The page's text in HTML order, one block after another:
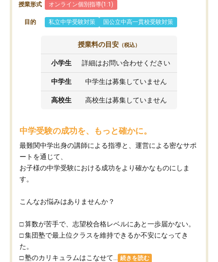
授業形式 オンライン個別指導(1:1)
目的 私立中学受験対策 国公立中高一貫校受験対策
授業料の目安 （税込）
小学生 詳細はお問い合わせください
中学生 中学生は募集していません
高校生 高校生は募集していません
中学受験の成功を、もっと確かに。
最難関中学出身の講師による指導と、運営による密なサポ
ートを通じて、
お子様の中学受験における成功をより確かなものにしま
す。
こんなお悩みはありませんか？
□ 算数が苦手で、志望校合格レベルにあと一歩届かない。
□ 集団塾で最上位クラスを維持できるか不安になってき
た。
□ 塾のカリキュラムはこなせて...
続きを読む